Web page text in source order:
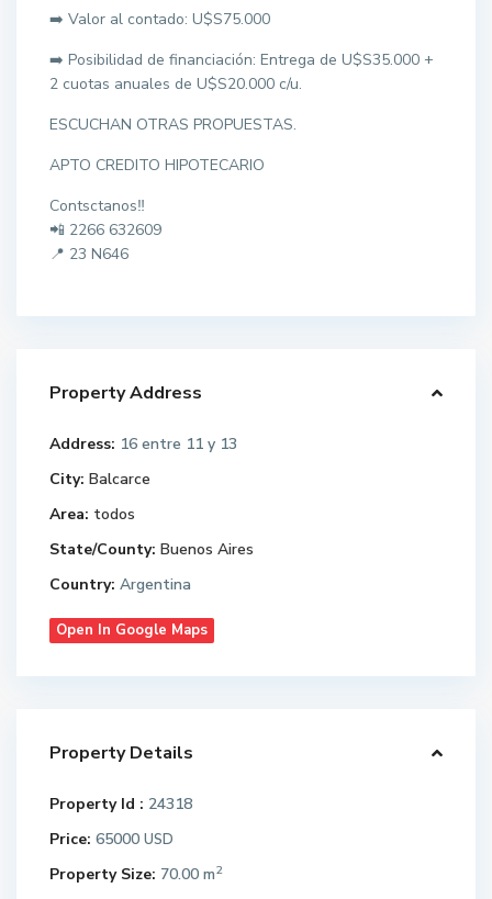
➡️ Valor al contado: U$S75.000
➡️ Posibilidad de financiación: Entrega de U$S35.000 +
2 cuotas anuales de U$S20.000 c/u.
ESCUCHAN OTRAS PROPUESTAS.
APTO CREDITO HIPOTECARIO
Contsctanos‼️
📲 2266 632609
📍 23 N646
Property Address
Address: 16 entre 11 y 13
City: Balcarce
Area: todos
State/County: Buenos Aires
Country: Argentina
Open In Google Maps
Property Details
Property Id : 24318
Price: 65000 USD
Property Size: 70.00 m2